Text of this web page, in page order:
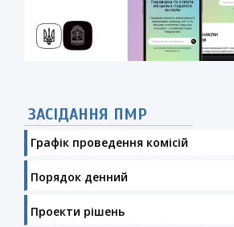
ЗАСІДАННЯ ПМР
Графік проведення комісій
Порядок денний
Проекти рішень